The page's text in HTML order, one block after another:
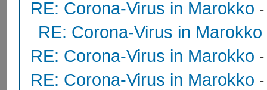
RE: Corona-Virus in Marokko
RE: Corona-Virus in Marokko
RE: Corona-Virus in Marokko
RE: Corona-Virus in Marokko